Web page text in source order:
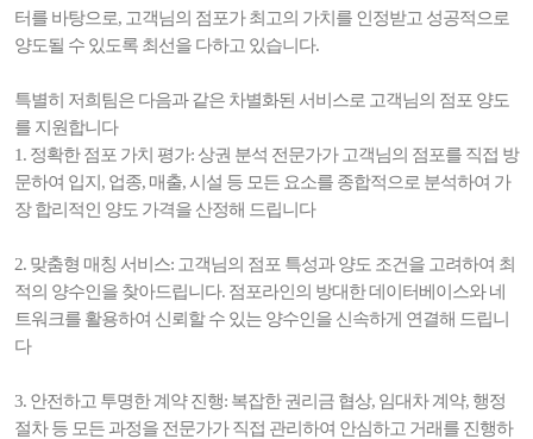
터를 바탕으로, 고객님의 점포가 최고의 가치를 인정받고 성공적으로
양도될 수 있도록 최선을 다하고 있습니다.
특별히 저희팀은 다음과 같은 차별화된 서비스로 고객님의 점포 양도
를 지원합니다
1. 정확한 점포 가치 평가: 상권 분석 전문가가 고객님의 점포를 직접 방
문하여 입지, 업종, 매출, 시설 등 모든 요소를 종합적으로 분석하여 가
장 합리적인 양도 가격을 산정해 드립니다
2. 맞춤형 매칭 서비스: 고객님의 점포 특성과 양도 조건을 고려하여 최
적의 양수인을 찾아드립니다. 점포라인의 방대한 데이터베이스와 네
트워크를 활용하여 신뢰할 수 있는 양수인을 신속하게 연결해 드립니
다
3. 안전하고 투명한 계약 진행: 복잡한 권리금 협상, 임대차 계약, 행정
절차 등 모든 과정을 전문가가 직접 관리하여 안심하고 거래를 진행하